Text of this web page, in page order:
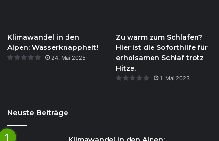
Klimawandel in den
Alpen: Wasserknappheit!
24. Mai 2025
Zu warm zum Schlafen?
Hier ist die Soforthilfe für
erholsamen Schlaf trotz
Hitze.
1. Mai 2023
Neuste Beiträge